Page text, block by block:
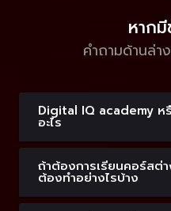
หาก
คำถามด้านล่า
Digital IQ academy ห
อะไร
ถ้าต้องการเรียนคอร์สต่
ต้องทำอย่างไรบ้าง